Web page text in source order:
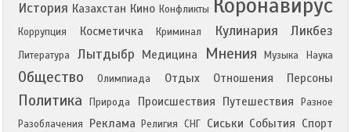
История Казахстан Кино Конфликты Коронавирус
Коррупция Косметичка Криминал Кулинария Ликбез
Литература Лытдыбр Медицина Мнения Музыка Наука
Общество Олимпиада Отдых Отношения Персоны
Политика Природа Происшествия Путешествия
Разное
Разоблачения
Реклама Религия СНГ Сиськи События Спорт